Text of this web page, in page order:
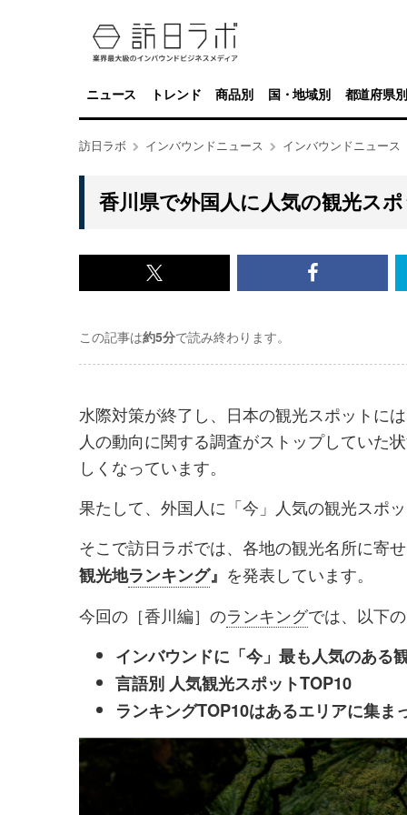
ニュース トレンド 商品別 国・地域別 都道府県別
訪日ラボ インバウンドニュース インバウンドニュース
香川県で外国人に人気の観光ス
x<br>
記
事
シ
ェ
ア
す
る
事
シ
ェ
す
る
この記事は約5分で読み終わります。
水際対策が終了し、日本の観光スポットに
人の動向に関する調査がストップしていた
しくなっています。
果たして、外国人に「今」人気の観光スポ
そこで訪日ラボでは、各地の観光名所に寄
観光地ランキング』 を発表しています。
今回の［香川編］のランキングでは、以下
インバウンドに「今」最も人気のある
言語別 人気観光スポットTOP10
ランキングTOP10はあるエリアに集ま